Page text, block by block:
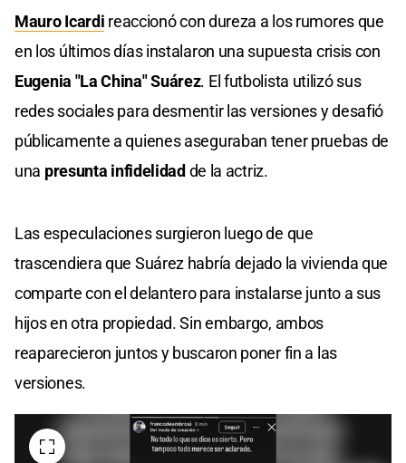
Mauro Icardi reaccionó con dureza a los rumores que
en los últimos días instalaron una supuesta crisis con
Eugenia "La China" Suárez. El futbolista utilizó sus
redes sociales para desmentir las versiones y desafió
públicamente a quienes aseguraban tener pruebas de
una presunta infidelidad de la actriz.
Las especulaciones surgieron luego de que
trascendiera que Suárez habría dejado la vivienda que
comparte con el delantero para instalarse junto a sus
hijos en otra propiedad. Sin embargo, ambos
reaparecieron juntos y buscaron poner fin a las
versiones.